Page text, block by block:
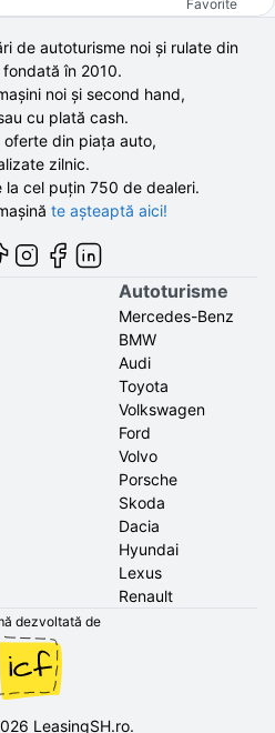
Favorite
de autoturisme noi și rulate din
fondată în 2010.
noi și second hand,
cu plată cash.
oferte din piața auto,
zilnic.
la cel puțin 750 de dealeri.
te așteaptă aici!
Autoturisme
Mercedes-Benz
BMW
Audi
Toyota
Volkswagen
Ford
Volvo
Porsche
Skoda
Dacia
Hyundai
Lexus
Renault
dezvoltată de
LeasingSH.ro.